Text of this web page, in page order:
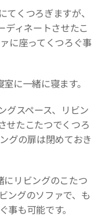
てくつろぎますが、
ディネートさせたこ
に座ってくつろぐ事
に一緒に寝ます。
グスペース、リビン
せたこたつでくつろ
グの扉は閉めておき
にリビングのこたつ
ングのソファで、も
も可能です。